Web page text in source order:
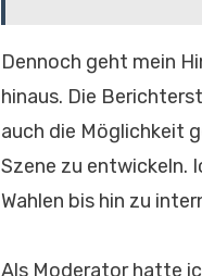
Dennoch geht mein
hinaus. Die
auch die Möglichkeit
Szene zu entwickeln.
Wahlen bis hin zu
Als Moderator hatte